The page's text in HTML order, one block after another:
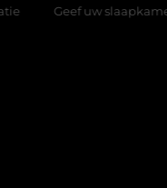
Geef uw slaapkamer een